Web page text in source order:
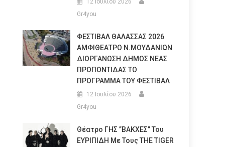
12 Ιουλίου 2026
Gr4you
ΦΕΣΤΙΒΑΛ ΘΑΛΑΣΣΑΣ 2026
ΑΜΦΙΘΕΑΤΡΟ Ν.ΜΟΥΔΑΝΙΩΝ
ΔΙΟΡΓΑΝΩΣΗ ΔΗΜΟΣ ΝΕΑΣ
ΠΡΟΠΟΝΤΙΔΑΣ ΤΟ
ΠΡΟΓΡΑΜΜΑ ΤΟΥ ΦΕΣΤΙΒΑΛ
12 Ιουλίου 2026
Gr4you
Θέατρο ΓΗΣ ”ΒΑΚΧΕΣ” Του
ΕΥΡΙΠΙΔΗ Με Τους THE TIGER